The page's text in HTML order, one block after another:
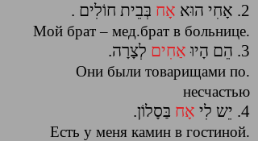
2. אָחִי הוּא אָח בְּבֵית חוֹלִים .
.Мой брат – мед.брат в больнице
3. הֵם הָיוּ אַחִים לְצָרָה.
.Они были товарищами по
несчастью
4. יֵש לִי אָח בַּסָלוֹן.
.Есть у меня камин в гостиной